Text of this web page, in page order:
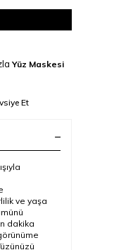
Yüz Maskesi
Et
ve yaşa
dakika